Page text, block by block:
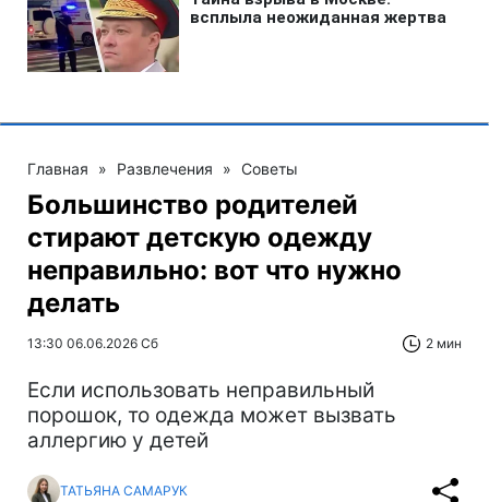
Главная » Развлечения » Советы
Большинство родителей
стирают детскую одежду
неправильно: вот что нужно
делать
13:30 06.06.2026 Сб 2 мин
Если использовать неправильный
порошок, то одежда может вызвать
аллергию у детей
ТАТЬЯНА САМАРУК